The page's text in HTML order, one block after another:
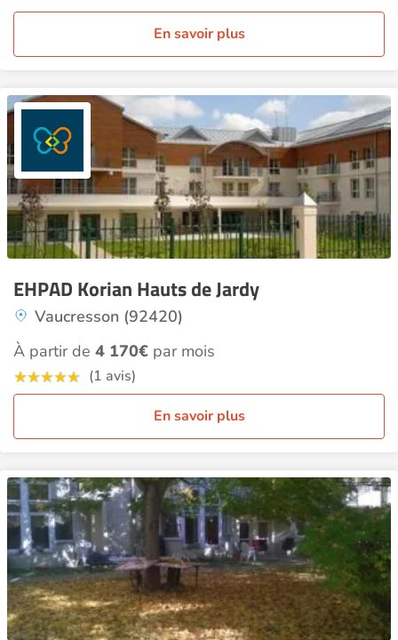
En savoir plus
EHPAD Korian Hauts de Jardy
Vaucresson (92420)
À partir de 4 170€ par mois
(1 avis)
En savoir plus